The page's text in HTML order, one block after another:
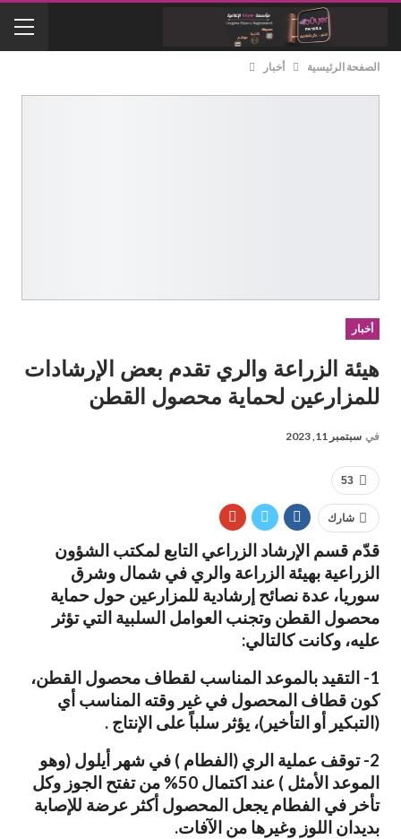
الصفحة الرئيسية أخبار
أخبار
هيئة الزراعة والري تقدم بعض الإرشادات
للمزارعين لحماية محصول القطن
في سبتمبر 11, 2023
53
شارك
قدّم قسم الإرشاد الزراعي التابع لمكتب الشؤون
الزراعية بهيئة الزراعة والري في شمال وشرق
سوريا، عدة نصائح إرشادية للمزارعين حول حماية
محصول القطن وتجنب العوامل السلبية التي تؤثر
عليه، وكانت كالتالي:
1- التقيد بالموعد المناسب لقطاف محصول القطن،
كون قطاف المحصول في غير وقته المناسب أي
(التبكير أو التأخير)، يؤثر سلباً على الإنتاج .
2‌- توقف عملية الري (الفطام ) في شهر أيلول (وهو
الموعد الأمثل ) عند اكتمال 50% من تفتح الجوز وكل
تأخر في الفطام يجعل المحصول أكثر عرضة للإصابة
بديدان اللوز وغيرها من الآفات.